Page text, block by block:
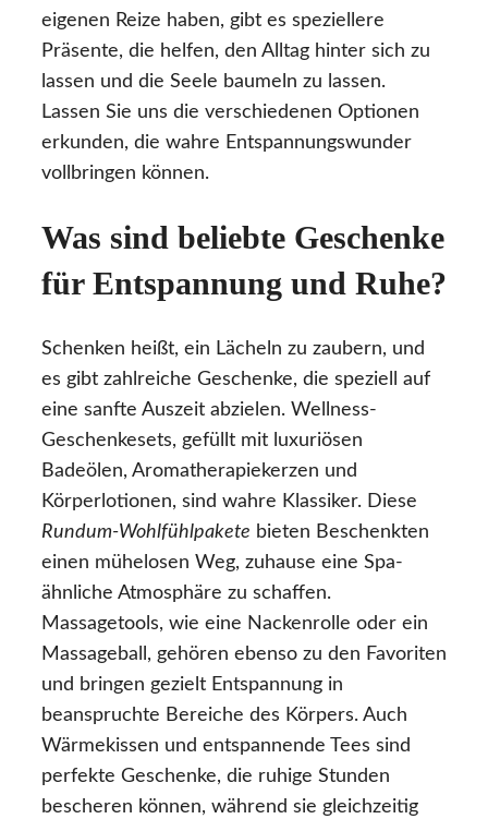
eigenen Reize haben, gibt es speziellere
Präsente, die helfen, den Alltag hinter sich zu
lassen und die Seele baumeln zu lassen.
Lassen Sie uns die verschiedenen Optionen
erkunden, die wahre Entspannungswunder
vollbringen können.
Was sind beliebte Geschenke
für Entspannung und Ruhe?
Schenken heißt, ein Lächeln zu zaubern, und
es gibt zahlreiche Geschenke, die speziell auf
eine sanfte Auszeit abzielen. Wellness-
Geschenkesets, gefüllt mit luxuriösen
Badeölen, Aromatherapiekerzen und
Körperlotionen, sind wahre Klassiker. Diese
Rundum-Wohlfühlpakete bieten Beschenkten
einen mühelosen Weg, zuhause eine Spa-
ähnliche Atmosphäre zu schaffen.
Massagetools, wie eine Nackenrolle oder ein
Massageball, gehören ebenso zu den Favoriten
und bringen gezielt Entspannung in
beanspruchte Bereiche des Körpers. Auch
Wärmekissen und entspannende Tees sind
perfekte Geschenke, die ruhige Stunden
bescheren können, während sie gleichzeitig